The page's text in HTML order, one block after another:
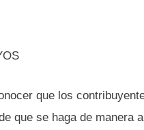
que los
que se haga de manera